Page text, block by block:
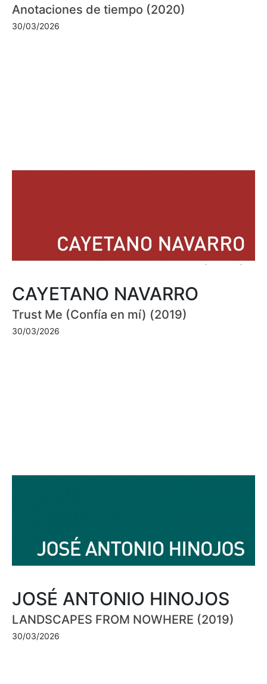
Anotaciones de tiempo (2020)
30/03/2026
CAYETANO NAVARRO
Trust Me (Confía en mí) (2019)
30/03/2026
JOSÉ ANTONIO HINOJOS
LANDSCAPES FROM NOWHERE (2019)
30/03/2026